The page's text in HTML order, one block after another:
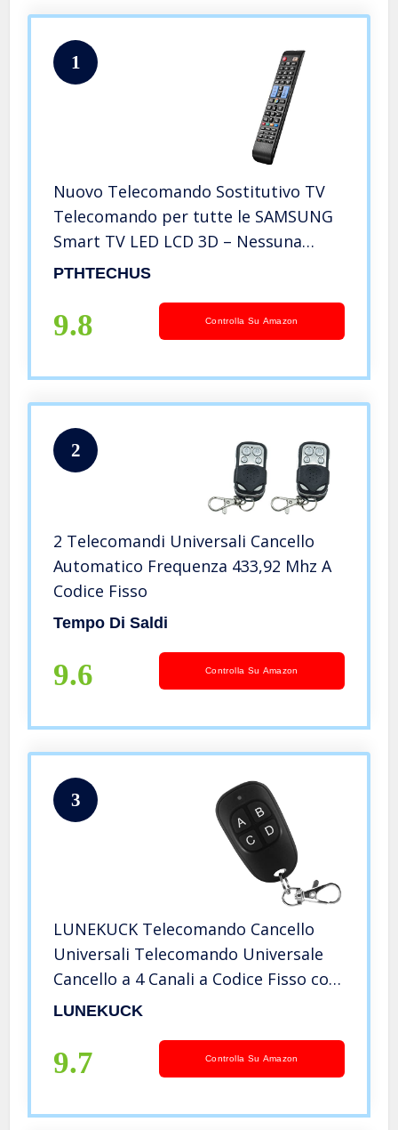
1
Nuovo Telecomando Sostitutivo TV
Telecomando per tutte le SAMSUNG
Smart TV LED LCD 3D – Nessuna
Configurazione Richiesta TV
BN59-01198Q
PTHTECHUS
9.8 Controlla Su Amazon
2
2 Telecomandi Universali Cancello
Automatico Frequenza 433,92 Mhz A
Codice Fisso
Tempo Di Saldi
9.6 Controlla Su Amazon
3
LUNEKUCK Telecomando Cancello
Universali Telecomando Universale
Cancello a 4 Canali a Codice Fisso con
Frequenza 433,92 MHz per Cancello
Telecomandi Rolling Code
LUNEKUCK
9.7 Controlla Su Amazon